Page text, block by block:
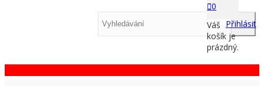
0
Váš
košík je
prázdný.
Přihlásit